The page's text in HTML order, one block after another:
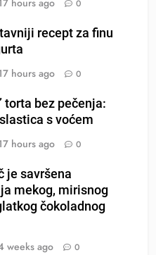
hours ago 0
recept za finu
hours ago 0
torta bez pečenja:
s voćem
hours ago 0
je savršena
mekog, mirisnog
čokoladnog
weeks ago 0